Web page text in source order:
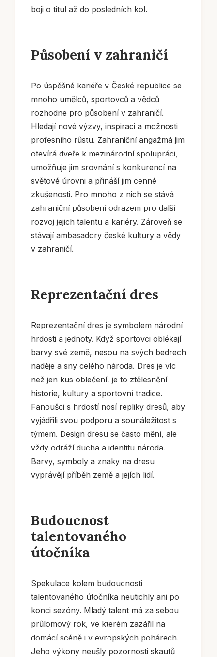
boji o titul až do posledních kol.
Působení v zahraničí
Po úspěšné kariéře v České republice se
mnoho umělců, sportovců a vědců
rozhodne pro působení v zahraničí.
Hledají nové výzvy, inspiraci a možnosti
profesního růstu. Zahraniční angažmá jim
otevírá dveře k mezinárodní spolupráci,
umožňuje jim srovnání s konkurencí na
světové úrovni a přináší jim cenné
zkušenosti. Pro mnoho z nich se stává
zahraniční působení odrazem pro další
rozvoj jejich talentu a kariéry. Zároveň se
stávají ambasadory české kultury a vědy
v zahraničí.
Reprezentační dres
Reprezentační dres je symbolem národní
hrdosti a jednoty. Když sportovci oblékají
barvy své země, nesou na svých bedrech
naděje a sny celého národa. Dres je víc
než jen kus oblečení, je to ztělesnění
historie, kultury a sportovní tradice.
Fanoušci s hrdostí nosí repliky dresů, aby
vyjádřili svou podporu a sounáležitost s
týmem. Design dresu se často mění, ale
vždy odráží ducha a identitu národa.
Barvy, symboly a znaky na dresu
vyprávějí příběh země a jejích lidí.
Budoucnost
talentovaného
útočníka
Spekulace kolem budoucnosti
talentovaného útočníka neutichly ani po
konci sezóny. Mladý talent má za sebou
průlomový rok, ve kterém zazářil na
domácí scéně i v evropských pohárech.
Jeho výkony neušly pozornosti skautů